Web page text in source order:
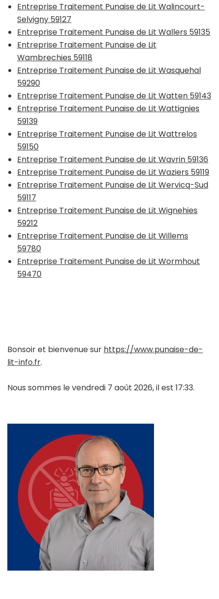
Entreprise Traitement Punaise de Lit Walincourt-
Selvigny 59127
Entreprise Traitement Punaise de Lit Wallers 59135
Entreprise Traitement Punaise de Lit
Wambrechies 59118
Entreprise Traitement Punaise de Lit Wasquehal
59290
Entreprise Traitement Punaise de Lit Watten 59143
Entreprise Traitement Punaise de Lit Wattignies
59139
Entreprise Traitement Punaise de Lit Wattrelos
59150
Entreprise Traitement Punaise de Lit Wavrin 59136
Entreprise Traitement Punaise de Lit Waziers 59119
Entreprise Traitement Punaise de Lit Wervicq-Sud
59117
Entreprise Traitement Punaise de Lit Wignehies
59212
Entreprise Traitement Punaise de Lit Willems
59780
Entreprise Traitement Punaise de Lit Wormhout
59470
Bonsoir et bienvenue sur https://www.punaise-de-
lit-info.fr.
Nous sommes le vendredi 7 août 2026, il est 17:33.